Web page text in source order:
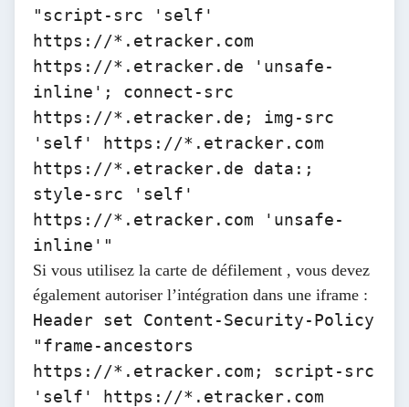
"script-src 'self'
https://*.etracker.com
https://*.etracker.de 'unsafe-
inline'; connect-src
https://*.etracker.de ; img-src
'self'
https://*.etracker.com
https://*.etracker.de data:;
style-src 'self'
https://*.etracker.com 'unsafe-
inline'"
Si vous utilisez la carte de défilement , vous devez
également autoriser l’intégration dans une iframe :
Header set Content-Security-Policy
"frame-ancestors
https://*.etracker.com ; script-src
'self'
https://*.etracker.com